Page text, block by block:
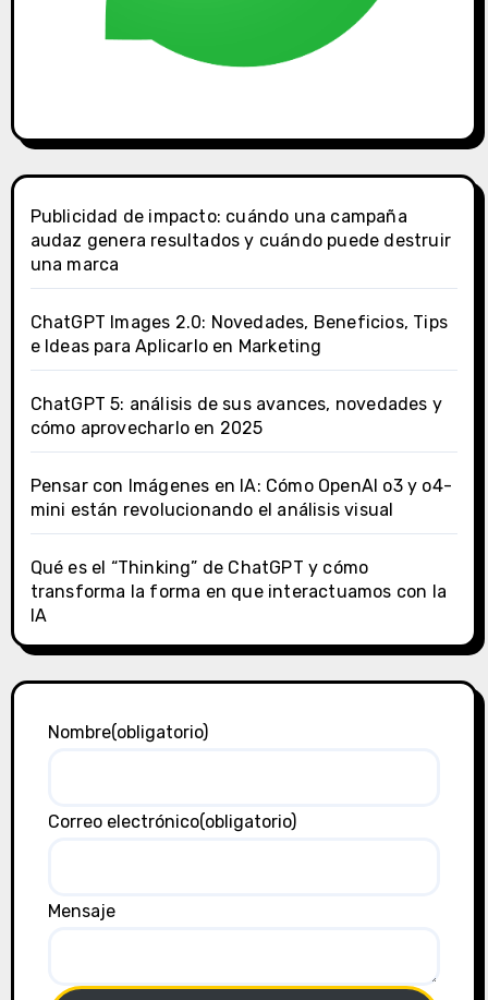
Publicidad de impacto: cuándo una campaña
audaz genera resultados y cuándo puede destruir
una marca
ChatGPT Images 2.0: Novedades, Beneficios, Tips
e Ideas para Aplicarlo en Marketing
ChatGPT 5: análisis de sus avances, novedades y
cómo aprovecharlo en 2025
Pensar con Imágenes en IA: Cómo OpenAI o3 y o4-
mini están revolucionando el análisis visual
Qué es el “Thinking” de ChatGPT y cómo
transforma la forma en que interactuamos con la
IA
Nombre(obligatorio)
Correo electrónico(obligatorio)
Mensaje